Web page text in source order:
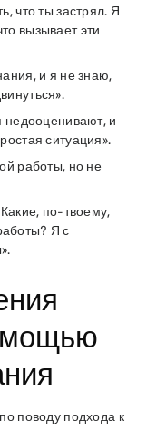
что ты застрял. Я
вызывает эти
и я не знаю,
недооценивают, и
ситуация».
работы, но не
по-твоему,
Я с
поводу подхода к